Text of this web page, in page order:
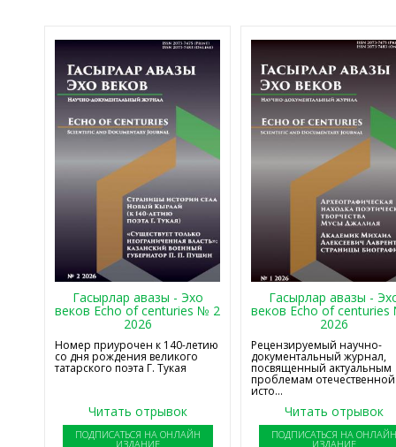
Гасырлар авазы - Эхо
веков Echo of centuries № 2
2026
Номер приурочен к 140-летию
со дня рождения великого
татарского поэта Г. Тукая
Читать отрывок
ПОДПИСАТЬСЯ НА ОНЛАЙН
ИЗДАНИЕ
Гасырлар авазы -
веков Echo of
2026
Рецензируемый научно-
документальный журнал,
посвященный актуальным
проблемам отечественной
исто...
Читать отрывок
ПОДПИСАТЬСЯ НА
ИЗДАНИЕ